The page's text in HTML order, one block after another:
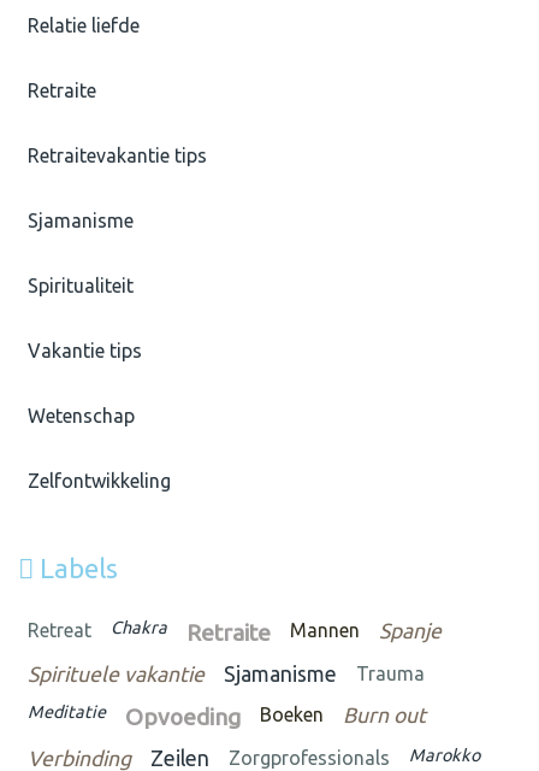
Relatie liefde
Retraite
Retraitevakantie tips
Sjamanisme
Spiritualiteit
Vakantie tips
Wetenschap
Zelfontwikkeling
Labels
Retreat Chakra Retraite Mannen
Spanje
Spirituele vakantie
Sjamanisme Trauma
Meditatie Opvoeding Boeken
Burn out
Verbinding
Zeilen Zorgprofessionals Marokko